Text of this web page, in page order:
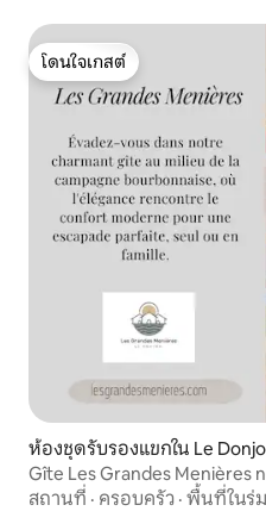
โดนใจเกสต์
โดนใจเกสต์
ห้องชุดรับรองแขกใน Le
Gîte Les Grandes Menières
สถานที่ · ครอบครัว · พื้นที่ในร่ม